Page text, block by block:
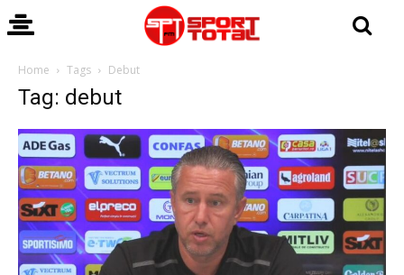
Home Tags Debut
Tag: debut